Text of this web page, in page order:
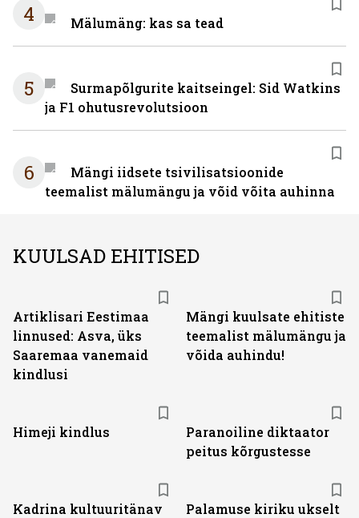
4 Mälumäng: kas sa tead
5
Surmapõlgurite kaitseingel: Sid Watkins
ja F1 ohutusrevolutsioon
6
Mängi iidsete tsivilisatsioonide
teemalist mälumängu ja võid võita auhinna
KUULSAD EHITISED
Artiklisari Eestimaa
linnused: Asva, üks
Saaremaa vanemaid
kindlusi
Mängi kuulsate ehitiste
teemalist mälumängu ja
võida auhindu!
Himeji kindlus
Paranoiline diktaator
peitus kõrgustesse
Kadrina kultuuritänav
Palamuse kiriku ukselt